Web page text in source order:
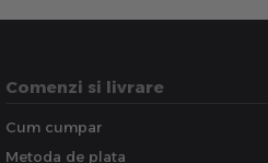
Comenzi si livrare
Cum cumpar
Metoda de plata